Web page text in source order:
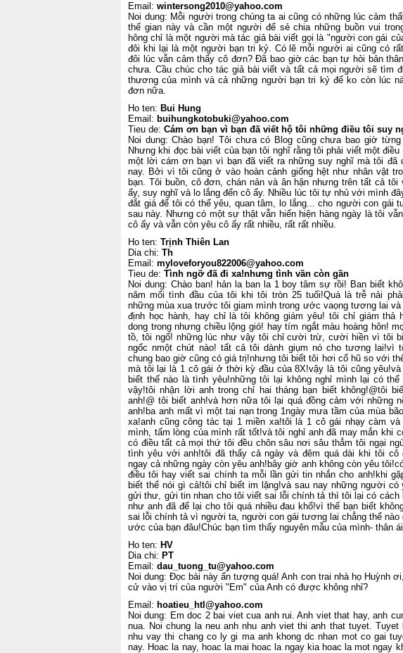
Email: wintersong2010@yahoo.com
Noi dung: Mỗi người trong chúng ta ai cũng có những lúc cảm
thế gian này và cần một người để sẻ chia những buồn vui
hông chỉ là một người mà tác giả bài viết gọi là "người con gái
đôi khi lại là một người bạn tri kỷ. Có lẽ mỗi người ai cũng có
đôi lúc vẫn cảm thấy cô đơn? Đã bao giờ các bạn tự hỏi bản
chưa. Cầu chúc cho tác giả bài viết và tất cả mọi người sẽ tìm
thương của mình và cả những người bạn tri kỷ để ko còn lúc
đơn nữa.
Ho ten: Bui Hung
Email: buihungkotobuki@yahoo.com
Tieu de: Cám ơn bạn vì bạn đã viết hộ tôi những điều tôi suy
Noi dung: Chào bạn! Tôi chưa có Blog cũng chưa bao giờ từng
Nhưng khi đọc bài viết của bạn tôi nghĩ rằng tôi phải viết một
một lời cám ơn bạn vì bạn đã viết ra những suy nghĩ mà tôi đã
nay. Bởi vì tôi cũng ở vào hoàn cảnh giống hệt như nhân vật
bạn. Tôi buồn, cô đơn, chán nản và ân hận nhưng trên tất cả tôi
ấy, suy nghĩ và lo lắng đến cô ấy. Nhiều lúc tôi tự nhủ với mình
đắt giá để tôi có thể yêu, quan tâm, lo lắng... cho người con gái
sau này. Nhưng có một sự thật vẫn hiển hiện hàng ngày là tôi
cô ấy và vẫn còn yêu cô ấy rất nhiều, rất rất nhiều.
Ho ten: Trịnh Thiên Lan
Dia chi: Th
Email: myloveforyou822006@yahoo.com
Tieu de: Tình ngỡ đã đi xa!nhưng tình vần còn gần
Noi dung: Chào ban! hản la ban la 1 boy tâm sự rồi! Ban biết
năm mối tình đầu của tôi khi tôi tròn 25 tuổi!Quá là trễ nải
những mùa xua trước tôi giam mình trong ước vaọng tương lai và
định học hành, hay chỉ là tôi không giám yêu! tôi chỉ giám thả
dong trong nhưng chiều lộng gió! hay tím ngắt màu hoàng hôn!
tồ, tôi ngố! những lúc như vậy tôi chỉ cười trừ, cười hiền vì tôi
ngốc nmột chút nào! tất cả tôi dành giụm nó cho tương lai!vì
chung bao giờ cũng có giá trị!nhưng tôi biết tôi hơi cổ hũ so với
mà tôi lại là 1 cô gái ở thời kỳ đầu của 8X!vậy là tôi cũng yêu!và
biết thế nào là tình yêu!những tôi lại không nghỉ mình lại có thể
vậy!tôi nhận lời anh trong chỉ hai tháng bạn biết không!@tôi
anh!@ tôi biết anh!và hơn nữa tôi lại quá đồng cảm với những
anh!ba anh mất vì một tai nạn trong 1ngày mưa tầm của mùa
xa!anh cũng công tác tại 1 miền xa!tôi là 1 cô gái nhạy càm
mình, tấm lòng của mình rất tốt!và tôi nghỉ anh đã may mắn khi
có điều tất cả mọi thứ tôi đều chôn sâu nơi sâu thẳm tôi ngại
tình yêu với anh!tôi đã thấy cả ngày và đêm quá dài khi tôi cô
ngay cả những ngày còn yêu anh!bây giờ anh không còn yêu
điều tôi hay viết sai chính ta mỗi lần gửi tin nhắn cho anh!khi
biết thể nói gì cả!tôi chỉ biết im lặng!và sau nay những người
gửi thư, gửi tin nhan cho tôi viết sai lỗi chính tả thì tôi lại có cách
như anh đã để lại cho tôi quá nhiều đau khổ!vì thế bạn biết
sai lỗi chính tả vì người ta, người con gái tương lai chẳng thể nào
ước của bạn đâu!Chúc bạn tìm thấy nguyên mẫu của mình- thân
Ho ten: HV
Dia chi: PT
Email: dau_tuong_tu@yahoo.com
Noi dung: Đọc bài này ấn tượng quá! Anh con trai nhà họ Huỳnh
cử vào vị trí của người "Em" của Anh có được không nhỉ?
Email: hoatieu_htl@yahoo.com
Noi dung: Em doc 2 bai viet cua anh rui. Anh viet that hay, anh
nua. Noi chung la neu anh nhu anh viet thi anh that tuyet. Tuyet
nhu vay thi chang co ly gi ma anh khong dc nhan mot co gai
nay. Hoac la nay, hoac la mai hoac la ngay kia hoac la mot ngay